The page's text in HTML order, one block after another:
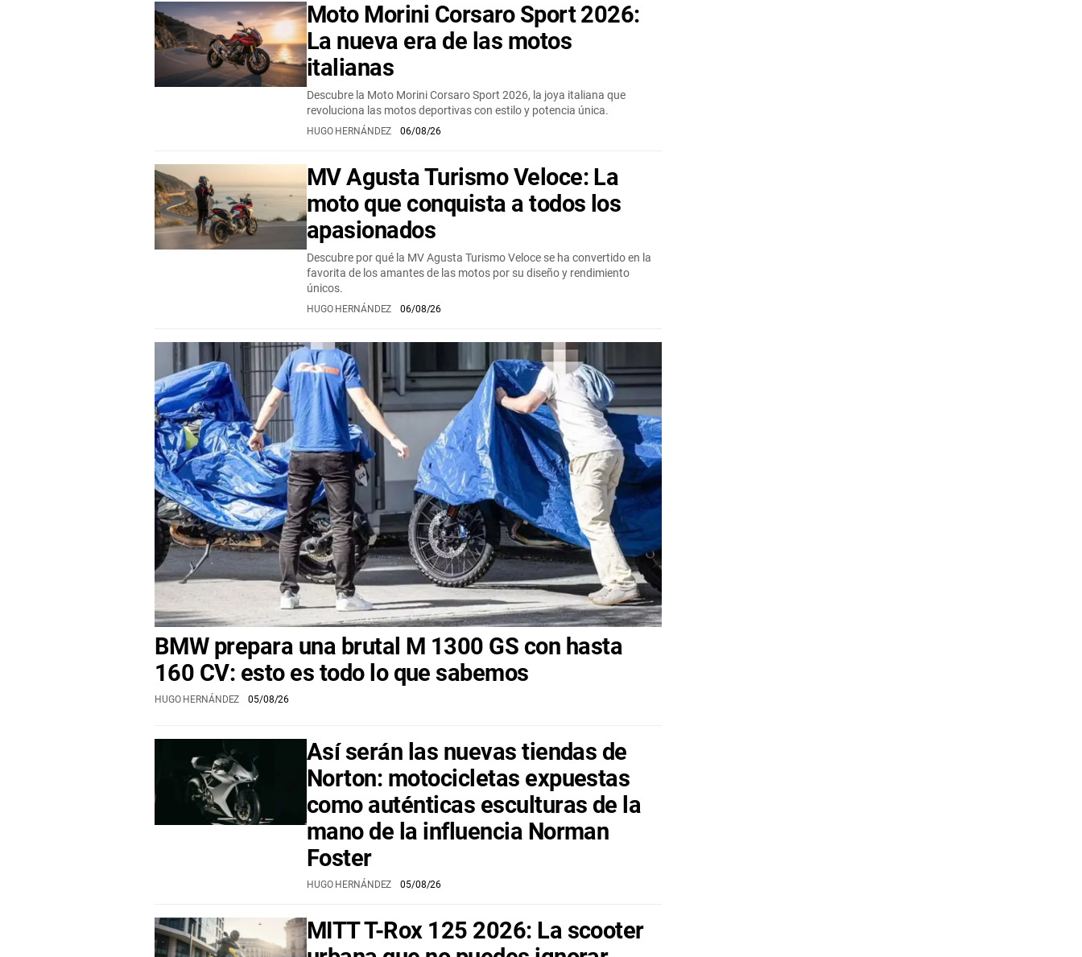
Moto Morini Corsaro Sport 2026:
La nueva era de las motos
italianas
Descubre la Moto Morini Corsaro Sport 2026, la joya italiana que
revoluciona las motos deportivas con estilo y potencia única.
HUGO HERNÁNDEZ 06/08/26
MV Agusta Turismo Veloce: La
moto que conquista a todos los
apasionados
Descubre por qué la MV Agusta Turismo Veloce se ha convertido en la
favorita de los amantes de las motos por su diseño y rendimiento
únicos.
HUGO HERNÁNDEZ 06/08/26
BMW prepara una brutal M 1300 GS con hasta
160 CV: esto es todo lo que sabemos
HUGO HERNÁNDEZ 05/08/26
Así serán las nuevas tiendas de
Norton: motocicletas expuestas
como auténticas esculturas de la
mano de la influencia Norman
Foster
HUGO HERNÁNDEZ 05/08/26
MITT T-Rox 125 2026: La scooter